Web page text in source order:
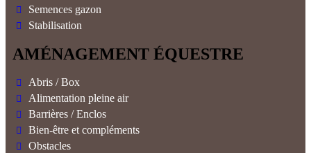
Semences gazon
Stabilisation
AMÉNAGEMENT ÉQUESTRE
Abris / Box
Alimentation pleine air
Barrières / Enclos
Bien-être et compléments
Obstacles